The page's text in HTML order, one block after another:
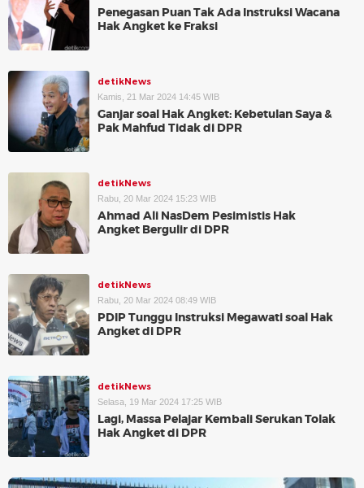
Penegasan Puan Tak Ada Instruksi Wacana
Hak Angket ke Fraksi
detikNews
Kamis, 21 Mar 2024 14:45 WIB
Ganjar soal Hak Angket: Kebetulan Saya &
Pak Mahfud Tidak di DPR
detikNews
Rabu, 20 Mar 2024 15:23 WIB
Ahmad Ali NasDem Pesimistis Hak
Angket Bergulir di DPR
detikNews
Rabu, 20 Mar 2024 08:49 WIB
PDIP Tunggu Instruksi Megawati soal Hak
Angket di DPR
detikNews
Selasa, 19 Mar 2024 17:25 WIB
Lagi, Massa Pelajar Kembali Serukan Tolak
Hak Angket di DPR